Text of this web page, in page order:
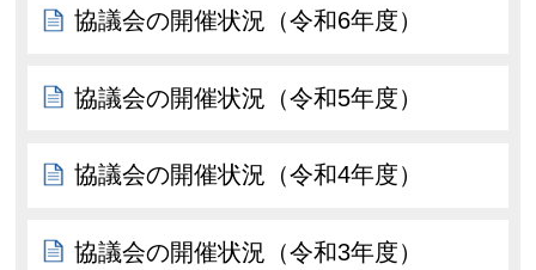
協議会の開催状況（令和6年度）
協議会の開催状況（令和5年度）
協議会の開催状況（令和4年度）
協議会の開催状況（令和3年度）